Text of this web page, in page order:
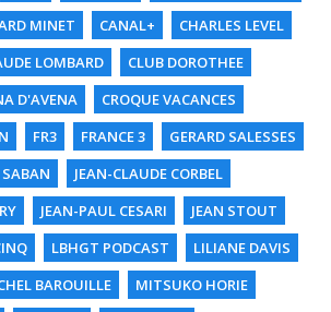
MINET CANAL+
CHARLES LEVEL
LOMBARD
CLUB DOROTHEE
D'AVENA
CROQUE VACANCES
FR3 FRANCE 3
GERARD SALESSES
JEAN-CLAUDE CORBEL
JEAN-PAUL CESARI
JEAN STOUT
LBHGT PODCAST
LILIANE DAVIS
BAROUILLE MITSUKO HORIE